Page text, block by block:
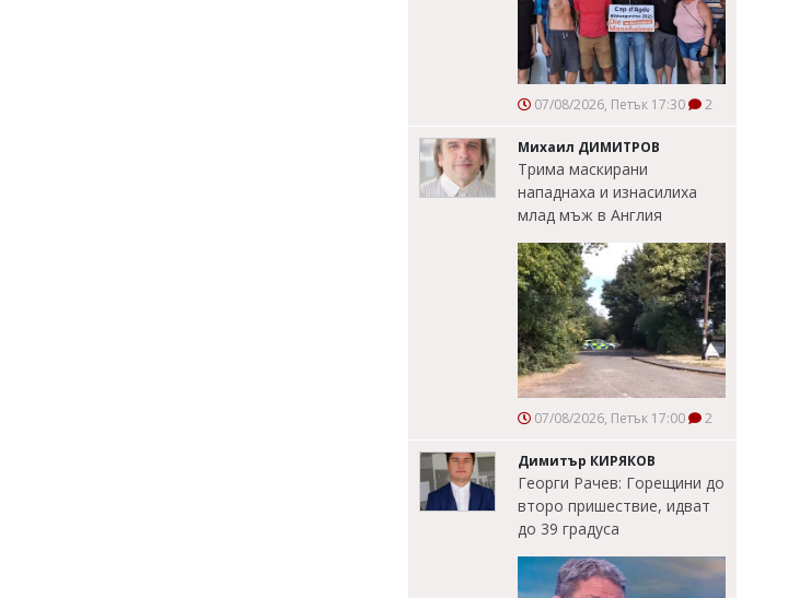
07/08/2026, Петък 17:30 2
Михаил ДИМИТРОВ
Трима маскирани
нападнаха и изнасилиха
млад мъж в Англия
07/08/2026, Петък 17:00 2
Димитър КИРЯКОВ
Георги Рачев: Горещини до
второ пришествие, идват
до 39 градуса